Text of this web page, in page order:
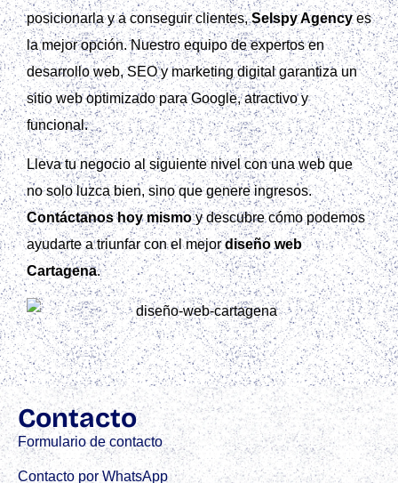
posicionarla y a conseguir clientes,Selspy Agencyes
la mejor opción. Nuestro equipo de expertos en
desarrollo web, SEO y marketing digital garantiza un
sitio web optimizado para Google, atractivo y
funcional.
Lleva tu negocio al siguiente nivel con una web que
no solo luzca bien, sino que genere ingresos.
Contáctanos hoy mismoy descubre cómo podemos
ayudarte a triunfar con el mejordiseño web
Cartagena.
Contacto
Formulario de contacto
Contacto por WhatsApp